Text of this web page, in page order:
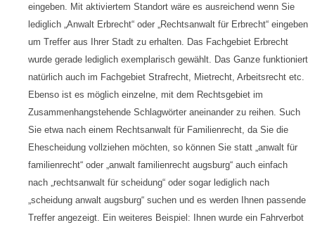
eingeben. Mit aktiviertem Standort wäre es ausreichend wenn Sie
lediglich „Anwalt Erbrecht“ oder „Rechtsanwalt für Erbrecht“ eingeben
um Treffer aus Ihrer Stadt zu erhalten. Das Fachgebiet Erbrecht
wurde gerade lediglich exemplarisch gewählt. Das Ganze funktioniert
natürlich auch im Fachgebiet Strafrecht, Mietrecht, Arbeitsrecht etc.
Ebenso ist es möglich einzelne, mit dem Rechtsgebiet im
Zusammenhangstehende Schlagwörter aneinander zu reihen. Such
Sie etwa nach einem Rechtsanwalt für Familienrecht, da Sie die
Ehescheidung vollziehen möchten, so können Sie statt „anwalt für
familienrecht“ oder „anwalt familienrecht augsburg“ auch einfach
nach „rechtsanwalt für scheidung“ oder sogar lediglich nach
„scheidung anwalt augsburg“ suchen und es werden Ihnen passende
Treffer angezeigt. Ein weiteres Beispiel: Ihnen wurde ein Fahrverbot